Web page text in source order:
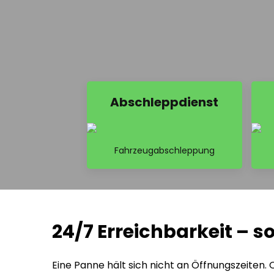
Abschleppdienst
Fahrzeugabschleppung
24/7 Erreichbarkeit –
Eine Panne hält sich nicht an